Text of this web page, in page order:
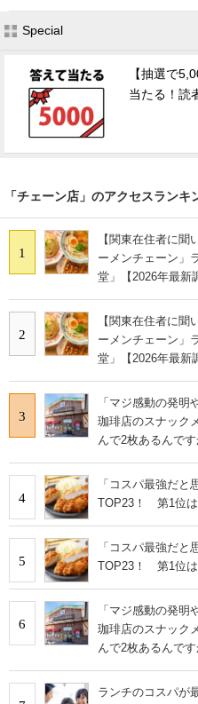
Special
【抽選で
当たる！読
「チェーン店」のアクセスランキ
1
【関東在住者に聞
ーメンチェーン」
堂」【2026年最新
2
【関東在住者に聞
ーメンチェーン」
堂」【2026年最新
3
「マジ感動の発明
珈琲店のスナック
んで2枚あるんで
4
「コスパ最強だ
TOP23！ 第1位は
5
「コスパ最強だ
TOP23！ 第1位は
6
「マジ感動の発明
珈琲店のスナック
んで2枚あるんで
ランチのコスパが